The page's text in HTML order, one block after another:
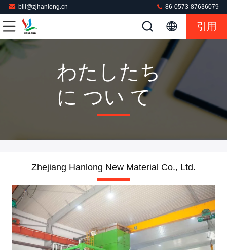
bill@zjhanlong.cn 86-0573-87636079
引用
わたしたち
に つい て
Zhejiang Hanlong New Material Co., Ltd.